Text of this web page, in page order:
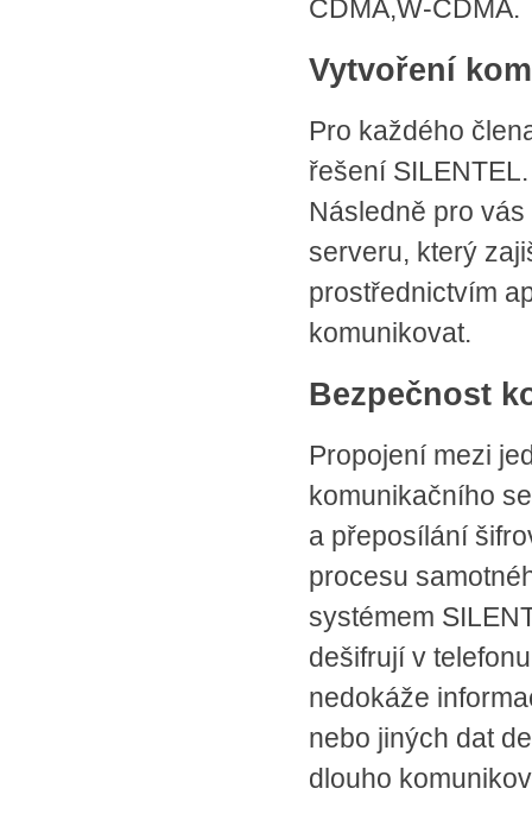
CDMA,W-CDMA.
Vytvoření
Pro každého
řešení
Následně pro
serveru, který
prostřednictvím
komunikovat.
Bezpečnost
Propojení mezi
komunikačního
a přeposílání
procesu
systémem
dešifrují v
nedokáže
nebo jiných dat
dlouho